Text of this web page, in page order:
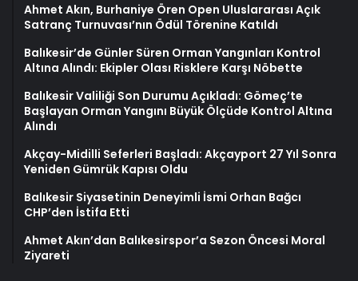
Ahmet Akın, Burhaniye Ören Open Uluslararası Açık
Satranç Turnuvası’nın Ödül Törenine Katıldı
Balıkesir’de Günler Süren Orman Yangınları Kontrol
Altına Alındı: Ekipler Olası Risklere Karşı Nöbette
Balıkesir Valiliği Son Durumu Açıkladı: Gömeç’te
Başlayan Orman Yangını Büyük Ölçüde Kontrol Altına
Alındı
Akçay-Midilli Seferleri Başladı: Akçayport 27 Yıl Sonra
Yeniden Gümrük Kapısı Oldu
Balıkesir Siyasetinin Deneyimli İsmi Orhan Bağcı
CHP’den İstifa Etti
Ahmet Akın’dan Balıkesirspor’a Sezon Öncesi Moral
Ziyareti